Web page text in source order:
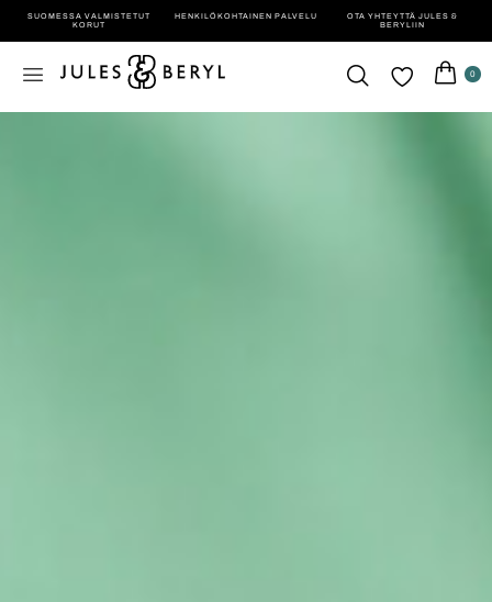
SUOMESSA VALMISTETUT
KORUT
HENKILÖ­KOHTAINEN PALVELU
OTA YHTEYTTÄ JULES &
BERYLIIN
0